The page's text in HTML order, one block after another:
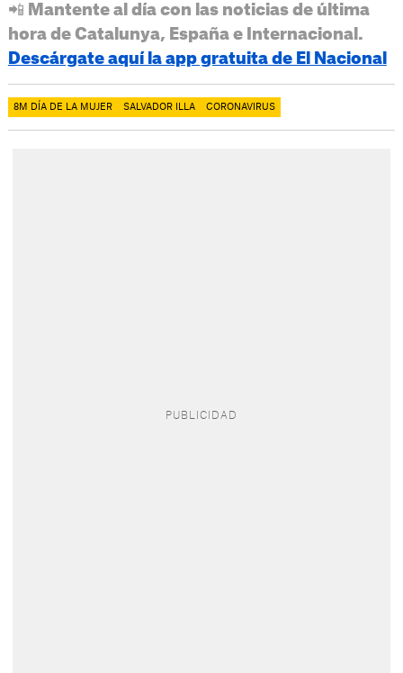
📲 Mantente al día con las noticias de última
hora de Catalunya, España e Internacional.
Descárgate aquí la app gratuita de El Nacional
8M DÍA DE LA MUJER SALVADOR ILLA CORONAVIRUS